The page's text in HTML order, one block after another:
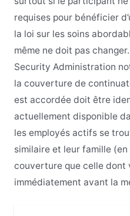
requises pour bénéficier
la loi sur les soins
même ne doit pas
Security Administration
la couverture de
est accordée doit être
actuellement disponible
les employés actifs se
similaire et leur famille (en
couverture que celle dont
immédiatement avant la